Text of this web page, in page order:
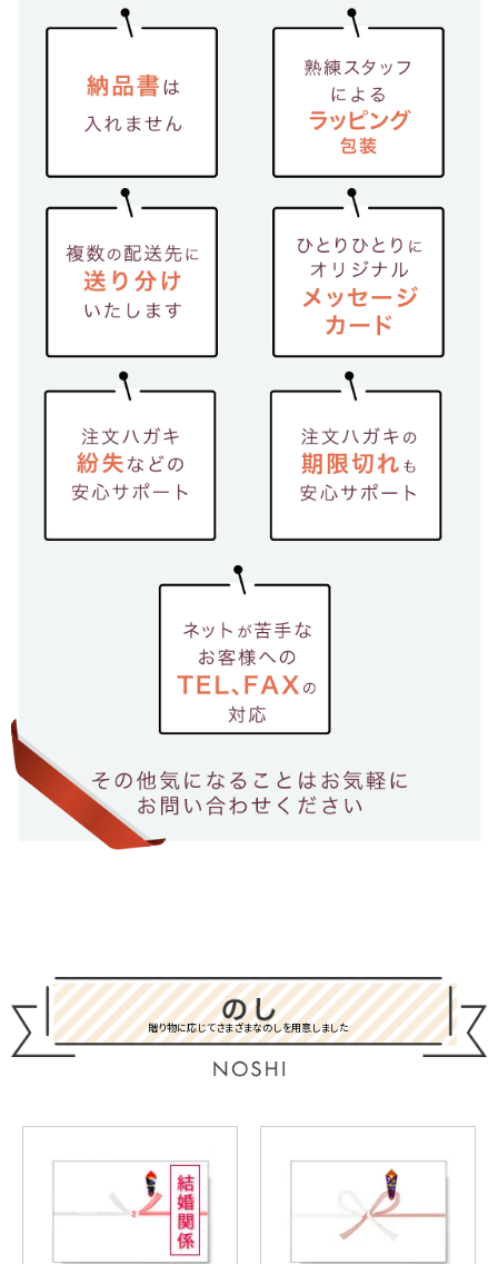
贈り物に応じてさまざまなのしを用意しました